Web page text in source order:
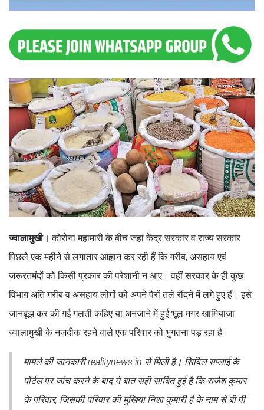
ज्वालामुखी। कोरोना महामारी के बीच जहां केंद्र सरकार व राज्य सरकार
पिछले एक महीने से लगातार आह्वान कर रही हैं कि गरीब, असहाय एवं
जरूरतमंदों को किसी प्रकार की परेशानी न आए। वहीं सरकार के ही कुछ
विभाग अति गरीब व असहाय लोगों को अपने पैरों तले रौंदने में लगे हुए हैं। इसे
जानबूझ कर की गई गलती कहिए या अनजाने में हुई भूल मगर खामियाजा
ज्वालामुखी के नजदीक रहने वाले एक परिवार को भुगतना पड़ रहा है।
मामले की जानकारी realitynews.in से मिली है। सिविल सप्लाई के
पोर्टल पर जांच करने के बाद ये बात सही साबित हुई है कि राजेश कुमार
के परिवार, जिसकी परिवार की मुखिया निशा कुमारी है के नाम से बी पी